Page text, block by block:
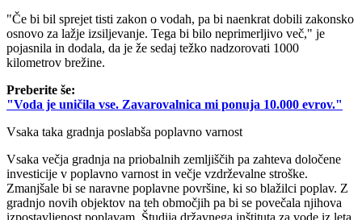
"Če bi bil sprejet tisti zakon o vodah, pa bi naenkrat dobili zakonsko
osnovo za lažje izsiljevanje. Tega bi bilo neprimerljivo več," je
pojasnila in dodala, da je že sedaj težko nadzorovati 1000
kilometrov brežine.
Preberite še:
"Voda je uničila vse. Zavarovalnica mi ponuja 10.000 evrov."
Vsaka taka gradnja poslabša poplavno varnost
Vsaka večja gradnja na priobalnih zemljiščih pa zahteva določene
investicije v poplavno varnost in večje vzdrževalne stroške.
Zmanjšale bi se naravne poplavne površine, ki so blažilci poplav. Z
gradnjo novih objektov na teh območjih pa bi se povečala njihova
izpostavljenost poplavam. Študija državnega inštituta za vode iz leta